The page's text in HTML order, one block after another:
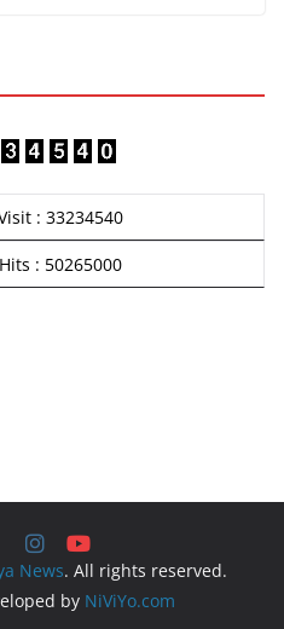
: 33234540
: 50265000
News. All rights reserved.
by NiViYo.com